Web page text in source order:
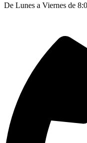
De Lunes a Viernes de